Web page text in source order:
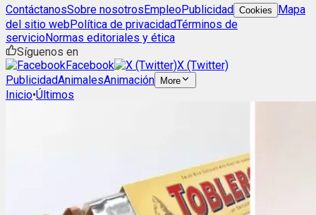
ContáctanosSobre nosotrosEmpleoPublicidad Cookies
Mapa
del sitio webPolítica de privacidadTérminos de
servicioNormas editoriales y ética
Síguenos en
Facebook
X (Twitter)
PublicidadAnimalesAnimación More
Inicio•Últimos